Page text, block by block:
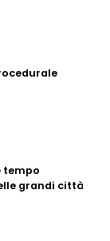
tempo
grandi città